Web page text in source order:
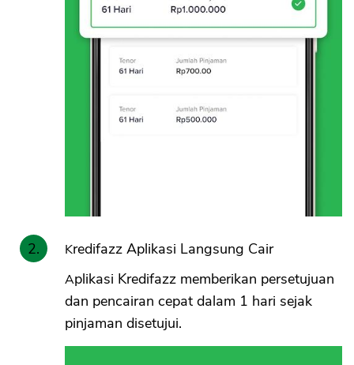
Kredifazz Aplikasi Langsung Cair
Aplikasi Kredifazz memberikan persetujuan
dan pencairan cepat dalam 1 hari sejak
pinjaman disetujui.